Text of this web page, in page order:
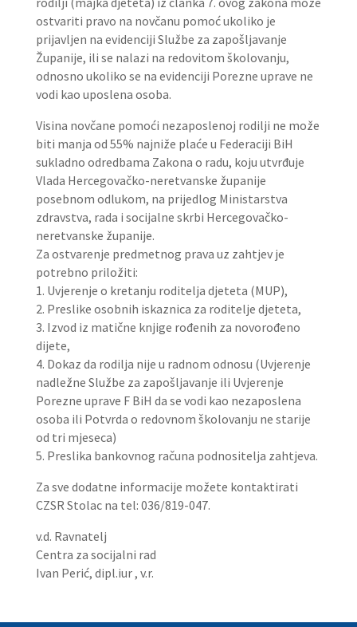
ostvariti pravo na novčanu pomoć ukoliko je
prijavljen na evidenciji Službe za zapošljavanje
Županije, ili se nalazi na redovitom školovanju,
odnosno ukoliko se na evidenciji Porezne uprave ne
vodi kao uposlena osoba.
Visina novčane pomoći nezaposlenoj rodilji ne može
biti manja od 55% najniže plaće u Federaciji BiH
sukladno odredbama Zakona o radu, koju utvrđuje
Vlada Hercegovačko-neretvanske županije
posebnom odlukom, na prijedlog Ministarstva
zdravstva, rada i socijalne skrbi Hercegovačko-
neretvanske županije.
Za ostvarenje predmetnog prava uz zahtjev je
potrebno priložiti:
1. Uvjerenje o kretanju roditelja djeteta (MUP),
2. Preslike osobnih iskaznica za roditelje djeteta,
3. Izvod iz matične knjige rođenih za novorođeno
dijete,
4. Dokaz da rodilja nije u radnom odnosu (Uvjerenje
nadležne Službe za zapošljavanje ili Uvjerenje
Porezne uprave F BiH da se vodi kao nezaposlena
osoba ili Potvrda o redovnom školovanju ne starije
od tri mjeseca)
5. Preslika bankovnog računa podnositelja zahtjeva.
Za sve dodatne informacije možete kontaktirati
CZSR Stolac na tel: 036/819-047.
v.d. Ravnatelj
Centra za socijalni rad
Ivan Perić, dipl.iur , v.r.